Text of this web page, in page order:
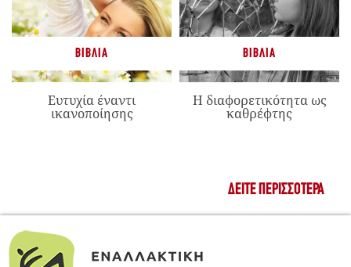
ΒΙΒΛΊΑ
Ευτυχία έναντι
ικανοποίησης
ΒΙΒΛΊΑ
Η διαφορετικότητα ως
καθρέφτης
ΔΕΊΤΕ ΠΕΡΙΣΣΌΤΕΡΑ